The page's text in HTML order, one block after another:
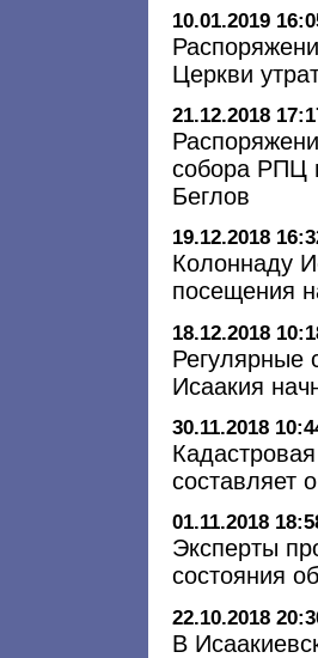
10.01.2019
Церкви
21.12.2018
собора РПЦ
Беглов
19.12.2018
Колоннаду
посещения
18.12.2018
Регулярные
Исаакия
30.11.2018
составляет
01.11.2018
Эксперты
состояния
22.10.2018
В